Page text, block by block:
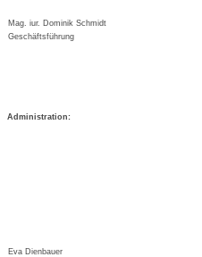
Mag. iur. Dominik Schmidt
Geschäftsführung
Administration:
Eva Dienbauer